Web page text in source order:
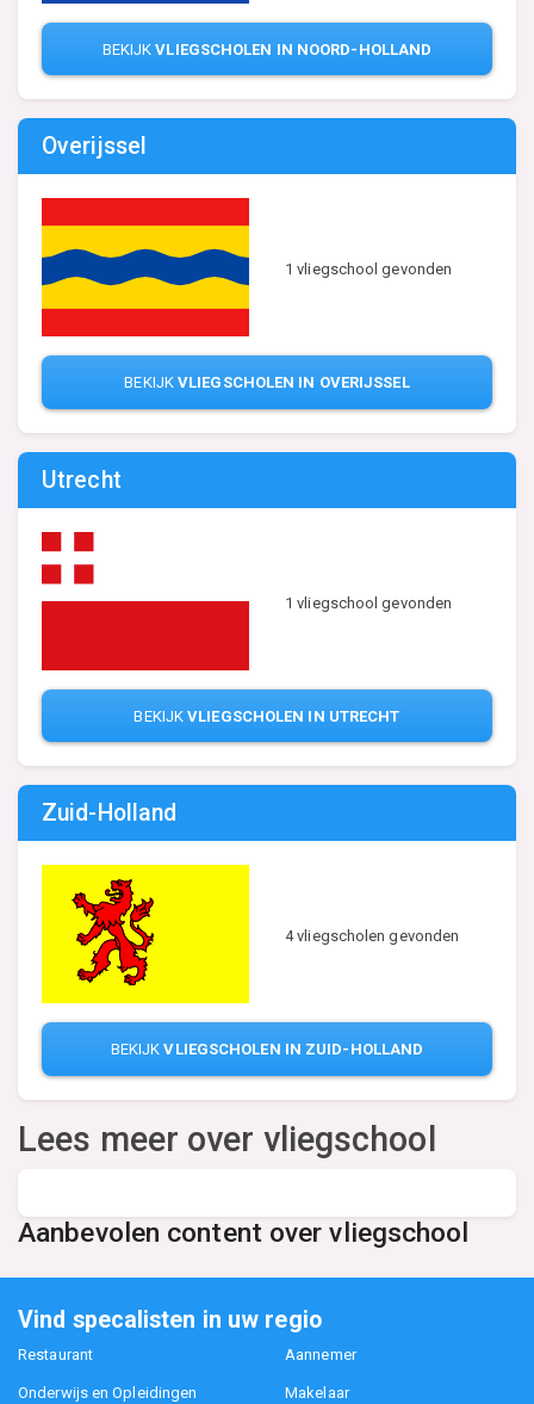
BEKIJKVLIEGSCHOLEN IN NOORD-HOLLAND
Overijssel
1 vliegschool gevonden
BEKIJKVLIEGSCHOLEN IN OVERIJSSEL
Utrecht
1 vliegschool gevonden
BEKIJKVLIEGSCHOLEN IN UTRECHT
Zuid-Holland
4 vliegscholen gevonden
BEKIJKVLIEGSCHOLEN IN ZUID-HOLLAND
Lees meer over vliegschool
Aanbevolen content over vliegschool
Vind specalisten in uw regio
Restaurant Aannemer
Onderwijs en Opleidingen Makelaar